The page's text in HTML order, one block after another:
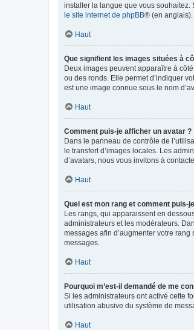
installer la langue que vous souhaitez.
le site internet de phpBB® (en anglais).
Haut
Que signifient les images situées à
Deux images peuvent apparaître à
ou des ronds. Elle permet d’indiquer
est une image connue sous le nom
Haut
Comment puis-je afficher un avatar ?
Dans le panneau de contrôle de
le transfert d’images locales. Les
d’avatars, nous vous invitons à
Haut
Quel est mon rang et comment puis-
Les rangs, qui apparaissent en
administrateurs et les modérateurs.
messages afin d’augmenter votre
messages.
Haut
Pourquoi m’est-il demandé de me
Si les administrateurs ont activé cette
utilisation abusive du système de
Haut